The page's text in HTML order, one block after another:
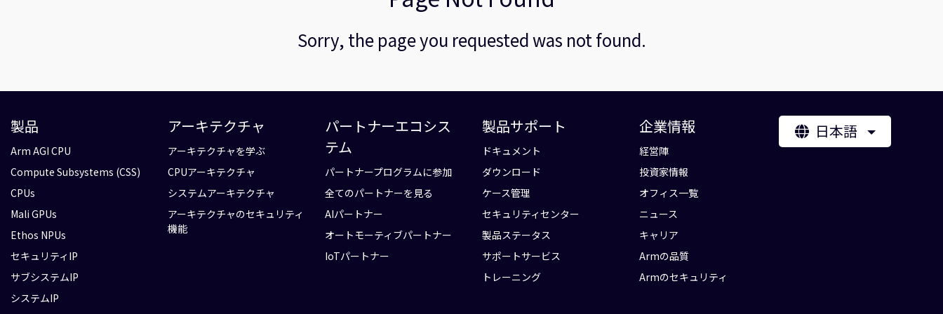
Sorry, the page you requested was not found.
製品
Arm AGI CPU
Compute Subsystems (CSS)
CPUs
Mali GPUs
Ethos NPUs
セキュリティIP
サブシステムIP
システムIP
アーキテクチャ
アーキテクチャを学ぶ
CPUアーキテクチャ
システムアーキテクチャ
アーキテクチャのセキュリティ
機能
パートナーエコシス
テム
パートナープログラムに参加
全てのパートナーを見る
AIパートナー
オートモーティブパートナー
IoTパートナー
製品サポート
ドキュメント
ダウンロード
ケース管理
セキュリティセンター
製品ステータス
サポートサービス
トレーニング
企業情報
経営陣
投資家情報
オフィス一覧
ニュース
キャリア
Armの品質
Armのセキュリティ
日本語